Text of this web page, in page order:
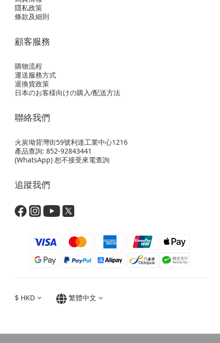
隱私政策
條款及細則
顧客服務
購物流程
運送服務方式
退換貨政策
日本のお客様向けの購入/配送方法
聯絡我們
火炭坳背灣街59號利達工業中心1216
產品查詢: 852-92843441
(WhatsApp) 恕不接受來電查詢
追蹤我們
$ HKD 繁體中文